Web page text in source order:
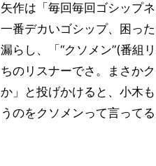
矢作は「毎回毎回ゴシップ
一番デカいゴシップ、困っ
漏らし、「“クソメン”(番組
ちのリスナーでさ。まさか
か」と投げかけると、小木
うのをクソメンって言って